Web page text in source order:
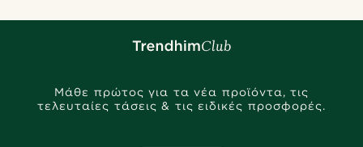
Μάθε πρώτος για τα νέα προϊόντα, τις
τελευταίες τάσεις & τις ειδικές προσφορές.